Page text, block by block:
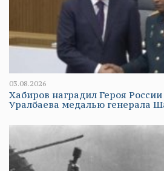
03.08.2026
Хабиров наградил Героя
Уралбаева медалью генерала